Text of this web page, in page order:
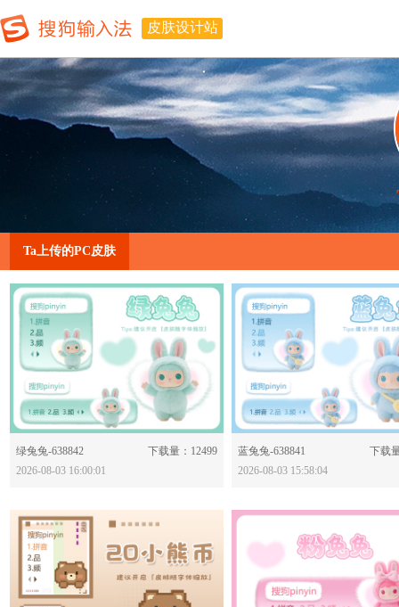
皮肤设计站
Ta上传的PC皮肤
绿兔兔-638842
下载量：12499
2026-08-03 16:00:01
蓝兔兔-638841
下载
2026-08-03 15:58:04